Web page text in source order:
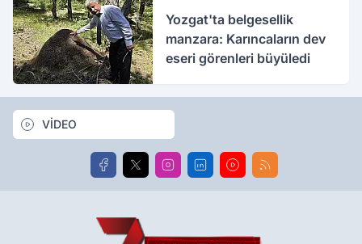
Yozgat'ta belgesellik
manzara: Karıncaların dev
eseri görenleri büyüledi
VİDEO